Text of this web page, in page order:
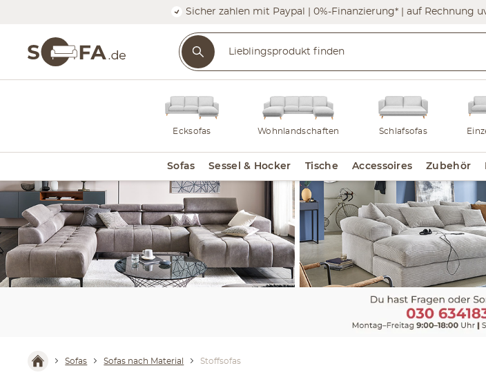
Sicher zahlen mit Paypal | 0%-Finanzierung* | auf Rechnung
Ecksofas Wohnlandschaften Schlafsofas
Sofas Sessel & Hocker Tische Accessoires Zubehör
Sofas Sofas nach Material Stoffsofas